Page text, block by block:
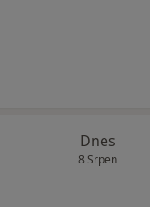
Dnes
8 Srpen